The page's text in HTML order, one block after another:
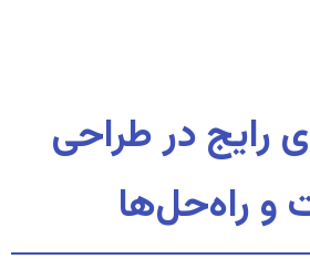
رایج در طراحی
و راه‌حل‌ها